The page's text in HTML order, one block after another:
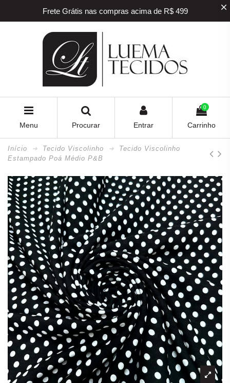
Frete Grátis nas compras acima de R$ 499
5% de desconto para pagamento via PIX e BOLETO
Frete Grátis nas compras acima de R$ 499
Menu Procurar Entrar
0
Carrinho
Início Tecido Viscolinho
Tecido Viscolinho
Estampado Poá Médio P&B